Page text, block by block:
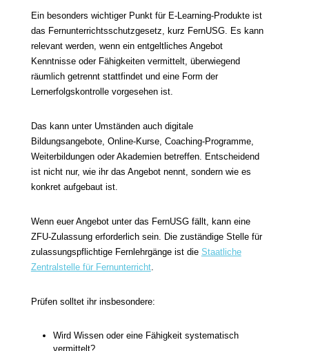
Ein besonders wichtiger Punkt für E-Learning-Produkte ist
das Fernunterrichtsschutzgesetz, kurz FernUSG. Es kann
relevant werden, wenn ein entgeltliches Angebot
Kenntnisse oder Fähigkeiten vermittelt, überwiegend
räumlich getrennt stattfindet und eine Form der
Lernerfolgskontrolle vorgesehen ist.
Das kann unter Umständen auch digitale
Bildungsangebote, Online-Kurse, Coaching-Programme,
Weiterbildungen oder Akademien betreffen. Entscheidend
ist nicht nur, wie ihr das Angebot nennt, sondern wie es
konkret aufgebaut ist.
Wenn euer Angebot unter das FernUSG fällt, kann eine
ZFU-Zulassung erforderlich sein. Die zuständige Stelle für
zulassungspflichtige Fernlehrgänge ist die Staatliche
Zentralstelle für Fernunterricht.
Prüfen solltet ihr insbesondere:
Wird Wissen oder eine Fähigkeit systematisch
vermittelt?